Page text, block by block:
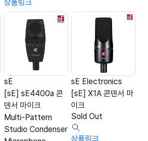
상품링크
sE
[sE] sE4400a 콘
덴서 마이크
Multi-Pattern
Studio Condenser
sE Electronics
[sE] X1A 콘덴서 마
이크
Sold Out
상품링크